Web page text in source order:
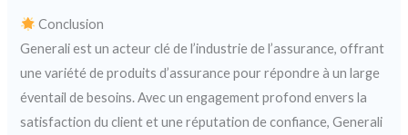
Conclusion
Generali est un acteur clé de l’industrie de l’assurance, offrant
une variété de produits d’assurance pour répondre à un large
éventail de besoins. Avec un engagement profond envers la
satisfaction du client et une réputation de confiance, Generali